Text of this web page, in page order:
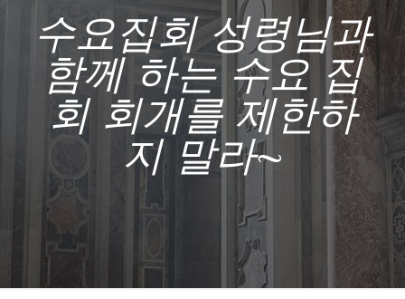
수요집회 성령님과
함께 하는 수요 집
회 회개를 제한하
지 말라~